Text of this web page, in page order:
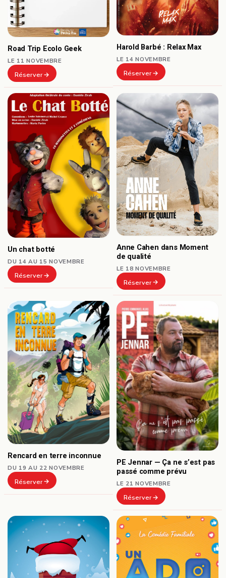
Road Trip Ecolo Geek
LE 11 NOVEMBRE
Réserver
Harold Barbé : Relax Max
LE 14 NOVEMBRE
Réserver
Un chat botté
DU 14 AU 15 NOVEMBRE
Réserver
Anne Cahen dans Moment
de qualité
LE 18 NOVEMBRE
Réserver
Rencard en terre inconnue
DU 19 AU 22 NOVEMBRE
Réserver
PE Jennar — Ça ne s’est pas
passé comme prévu
LE 21 NOVEMBRE
Réserver